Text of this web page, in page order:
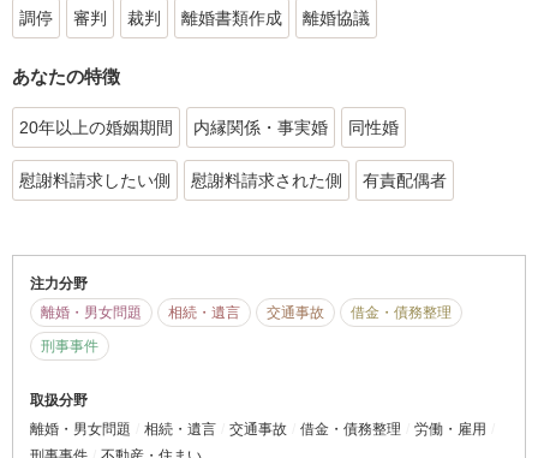
調停 審判 裁判 離婚書類作成 離婚協議
あなたの特徴
20年以上の婚姻期間 内縁関係・事実婚 同性婚
慰謝料請求したい側 慰謝料請求された側 有責配偶者
注力分野
離婚・男女問題
相続・遺言 交通事故
借金・債務整理
刑事事件
取扱分野
離婚・男女問題
相続・遺言 交通事故 借金・債務整理
労働・雇用